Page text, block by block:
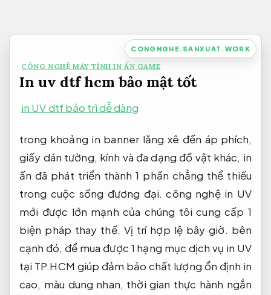
dung
CONGNGHE.SANXUAT.WORK
CÔNG NGHỆ MÁY TÍNH IN ẤN GAME
In uv dtf hcm bảo mật tốt
in UV dtf bảo trì dễ dàng
trong khoảng in banner lăng xê đến áp phích,
giấy dán tường, kính và đa dạng đồ vật khác, in
ấn đã phát triển thành 1 phần chẳng thể thiếu
trong cuộc sống đương đại. công nghệ in UV
mới được lớn mạnh của chúng tôi cung cấp 1
biện pháp thay thế. Vị trí hợp lệ bây giờ. bên
cạnh đó, để mua được 1 hạng mục dịch vụ in UV
tại TP.HCM giúp đảm bảo chất lượng ổn định in
cao, màu dung nhan, thời gian thực hành ngắn